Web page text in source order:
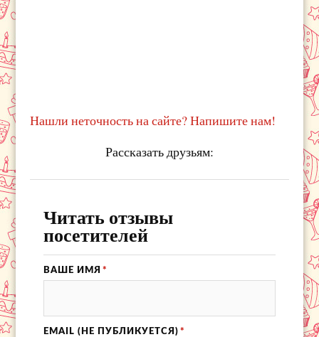
Нашли неточность на сайте? Напишите нам!
Рассказать друзьям:
Читать отзывы
посетителей
ВАШЕ ИМЯ *
EMAIL (НЕ ПУБЛИКУЕТСЯ) *